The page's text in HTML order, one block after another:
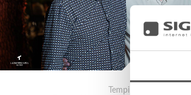
Tempini1921